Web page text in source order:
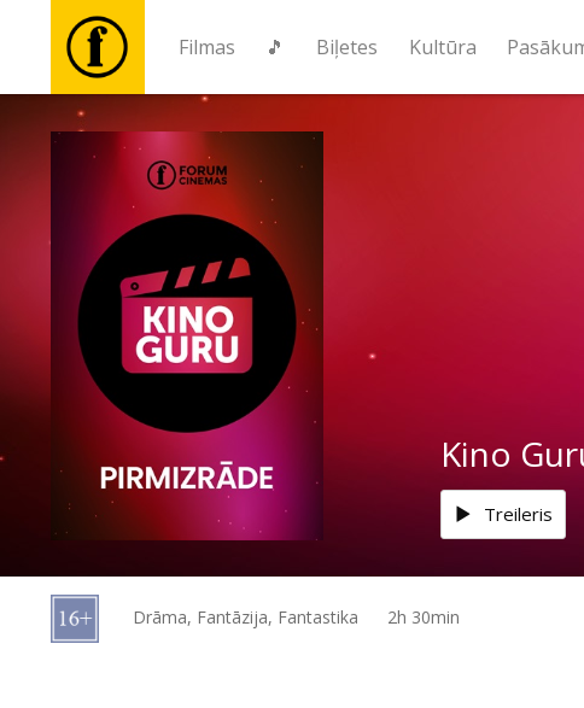
Filmas 🎵 Biļetes Kultūra
Filmas
Biļetes
Kultūra
Pasākumi
Ziņas
kartes
Kino
Treileris
Drāma, Fantāzija, Fantastika 2h 30min